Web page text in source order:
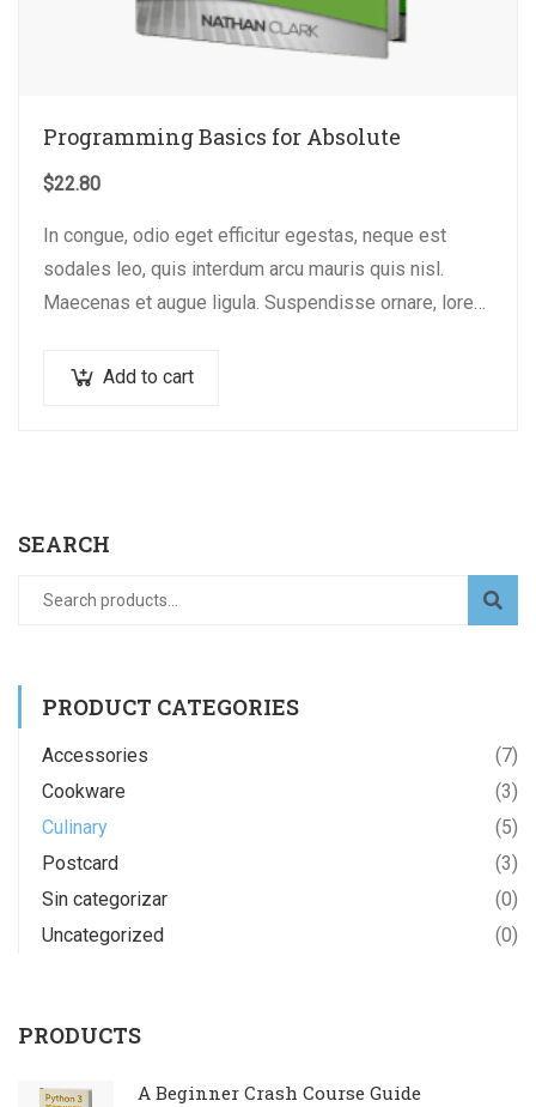
Programming Basics for Absolute
$22.80
In congue, odio eget efficitur egestas, neque est
sodales leo, quis interdum arcu mauris quis nisl.
Maecenas et augue ligula. Suspendisse ornare, lorem
Add to cart
SEARCH
PRODUCT CATEGORIES
Accessories
(7)
Cookware
(3)
Culinary
(5)
Postcard
(3)
Sin categorizar
(0)
Uncategorized
(0)
PRODUCTS
A Beginner Crash Course Guide